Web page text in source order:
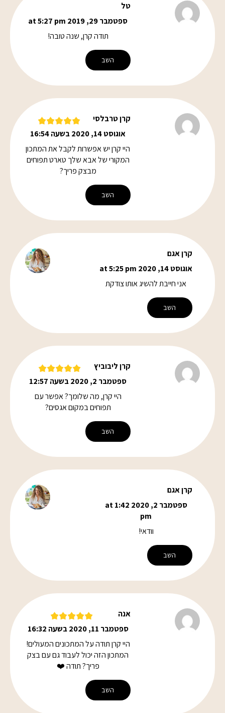
טל
ספטמבר 29, 2019 at 5:27 pm
תודה קרן, שנה טובה!
השב
קרן טרבלסי
אוגוסט 14, 2020 בשעה 16:54
היי קרן יש אפשרות לקבל את המתכון
המקורי של אבא שלך טארט תפוחים
מבצק פריך?
השב
קרן אגם
אוגוסט 14, 2020 at 5:25 pm
אני חייבת להשיג אותו צודקת
השב
קרן ליבוביץ
ספטמבר 2, 2020 בשעה 12:57
היי קרן, מה שלומך? אפשר עם
תפוחים במקום אגסים?
השב
קרן אגם
ספטמבר 2, 2020 at 1:42
pm
וודאי!
השב
אנה
ספטמבר 11, 2020 בשעה 16:32
היי קרן תודה על המתכונים המעולים!
המתכון הזה יכול לעבוד גם עם בצק
פריך? תודה ❤️
השב